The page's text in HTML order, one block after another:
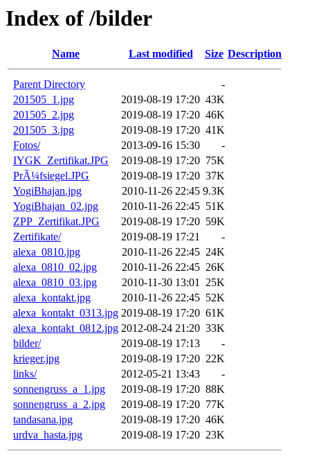
Index of /bilder
Name Last modified Size Description
Parent Directory
-
201505_1.jpg
2019-08-19 17:20 43K
201505_2.jpg
2019-08-19 17:20 46K
201505_3.jpg
2019-08-19 17:20 41K
Fotos/
2013-09-16 15:30
-
IYGK_Zertifikat.JPG
2019-08-19 17:20 75K
PrÃ¼fsiegel.JPG
2019-08-19 17:20 37K
YogiBhajan.jpg
2010-11-26 22:45 9.3K
YogiBhajan_02.jpg
2010-11-26 22:45 51K
ZPP_Zertifikat.JPG
2019-08-19 17:20 59K
Zertifikate/
2019-08-19 17:21
-
alexa_0810.jpg
2010-11-26 22:45 24K
alexa_0810_02.jpg
2010-11-26 22:45 26K
alexa_0810_03.jpg
2010-11-30 13:01 25K
alexa_kontakt.jpg
2010-11-26 22:45 52K
alexa_kontakt_0313.jpg 2019-08-19 17:20 61K
alexa_kontakt_0812.jpg 2012-08-24 21:20 33K
bilder/
2019-08-19 17:13
-
krieger.jpg
2019-08-19 17:20 22K
links/
2012-05-21 13:43
-
sonnengruss_a_1.jpg
2019-08-19 17:20 88K
sonnengruss_a_2.jpg
2019-08-19 17:20 77K
tandasana.jpg
2019-08-19 17:20 46K
urdva_hasta.jpg
2019-08-19 17:20 23K